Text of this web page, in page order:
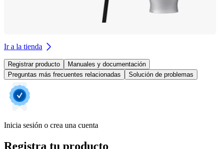
Ir a la tienda
Registrar producto
Manuales y documentación
Preguntas más frecuentes relacionadas
Solución de problemas
Inicia sesión o crea una cuenta
Registra tu producto